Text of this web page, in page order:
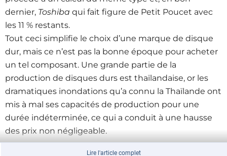
dernier, Toshiba qui fait figure de Petit Poucet avec
les 11 % restants.
Tout ceci simplifie le choix d’une marque de disque
dur, mais ce n’est pas la bonne époque pour acheter
un tel composant. Une grande partie de la
production de disques durs est thaïlandaise, or les
dramatiques inondations qu’a connu la Thaïlande ont
mis à mal ses capacités de production pour une
durée indéterminée, ce qui a conduit à une hausse
des prix non négligeable.
Lire l'article complet